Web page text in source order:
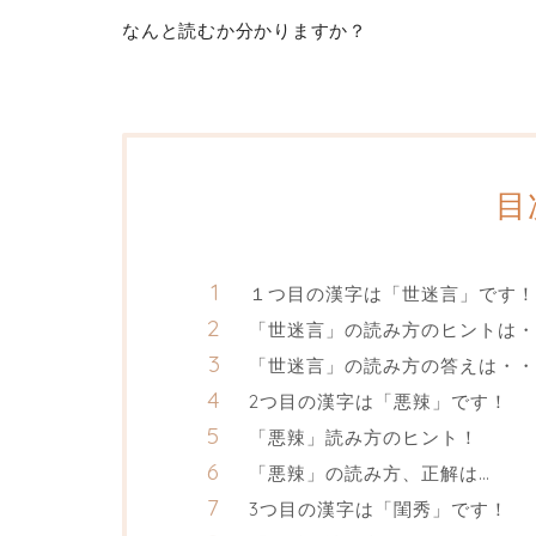
なんと読むか分かりますか？
目
１つ目の漢字は「世迷言」です！
「世迷言」の読み方のヒントは
「世迷言」の読み方の答えは・・
2つ目の漢字は「悪辣」です！
「悪辣」読み方のヒント！
「悪辣」の読み方、正解は…
3つ目の漢字は「閨秀」です！